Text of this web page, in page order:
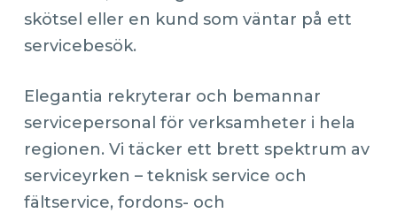
skötsel eller en kund som väntar på ett
servicebesök.
Elegantia rekryterar och bemannar
servicepersonal för verksamheter i hela
regionen. Vi täcker ett brett spektrum av
serviceyrken – teknisk service och
fältservice, fordons- och